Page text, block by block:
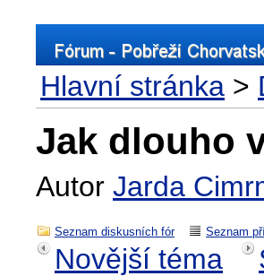
Hlavní stránka >
Jak dlouho
Autor Jarda
Seznam diskusních fór Seznam
Novější téma